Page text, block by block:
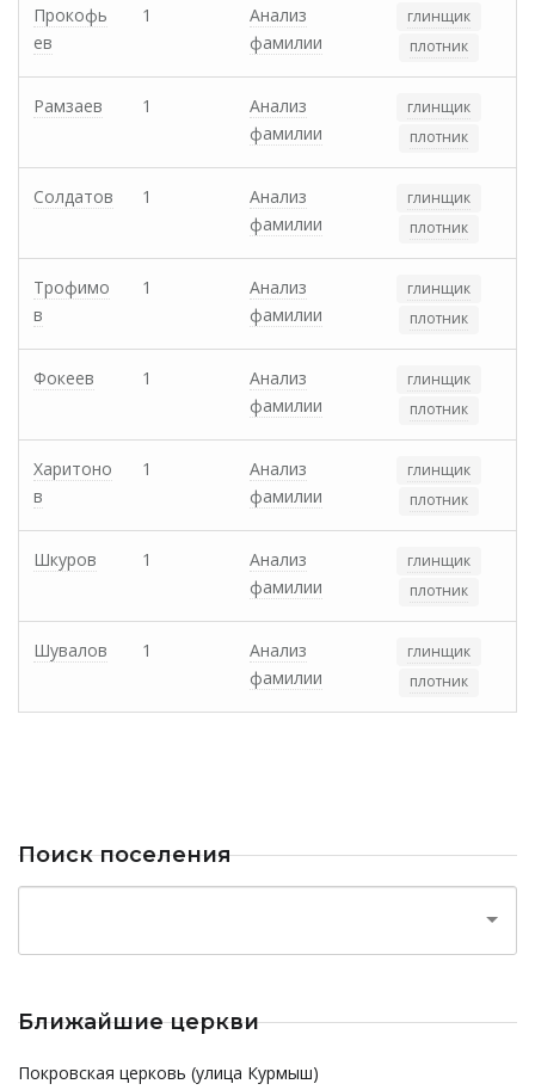
Прокофь
ев
1
Анализ
фамилии
глинщик
плотник
Рамзаев 1
Анализ
фамилии
глинщик
плотник
Солдатов 1
Анализ
фамилии
глинщик
плотник
Трофимо
в
1
Анализ
фамилии
глинщик
плотник
Фокеев 1
Анализ
фамилии
глинщик
плотник
Харитоно
в
1
Анализ
фамилии
глинщик
плотник
Шкуров 1
Анализ
фамилии
глинщик
плотник
Шувалов 1
Анализ
фамилии
глинщик
плотник
Поиск поселения
Ближайшие церкви
Покровская церковь (улица Курмыш)